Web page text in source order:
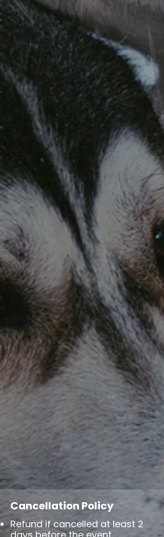
Cancellation Policy
Refund if cancelled at least 2